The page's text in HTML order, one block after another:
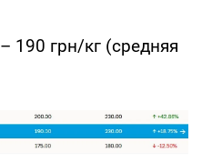
– 190 грн/кг (средняя